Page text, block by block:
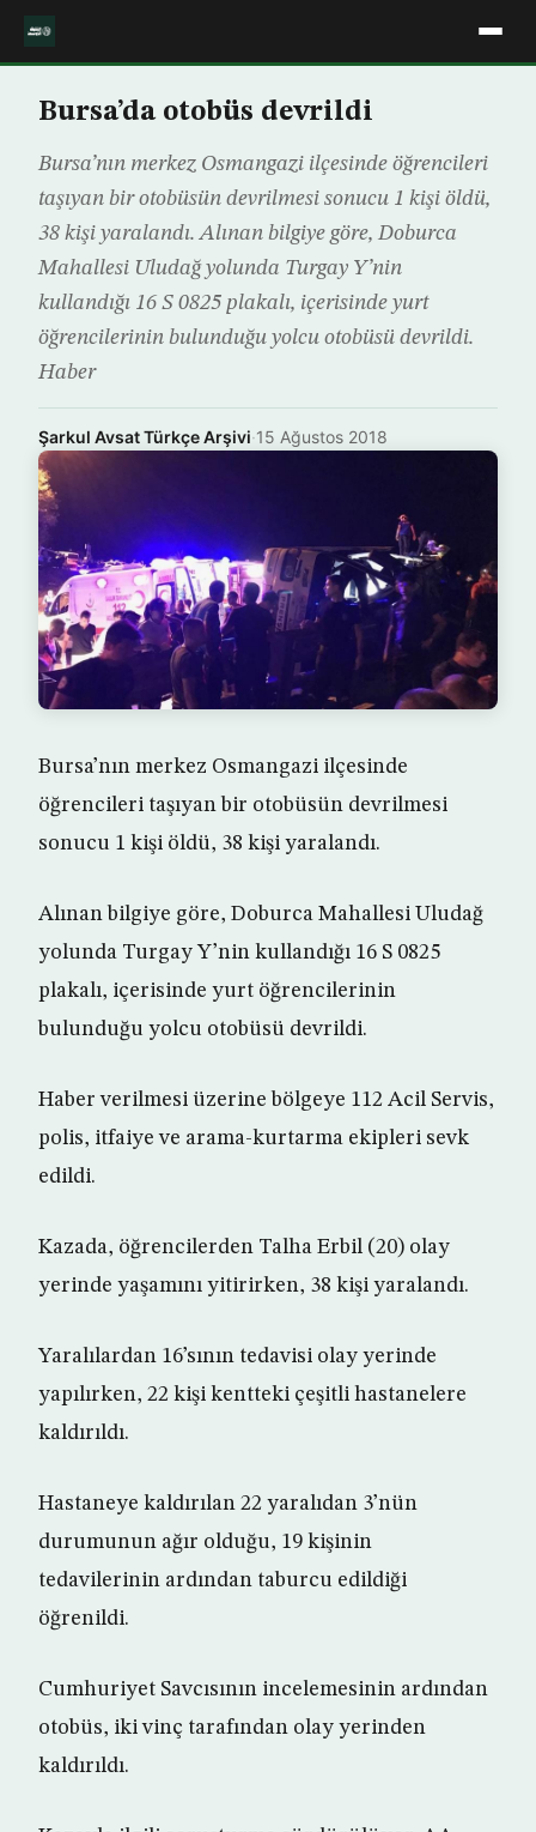
Bursa’da otobüs devrildi
Bursa’nın merkez Osmangazi ilçesinde öğrencileri
taşıyan bir otobüsün devrilmesi sonucu 1 kişi öldü,
38 kişi yaralandı. Alınan bilgiye göre, Doburca
Mahallesi Uludağ yolunda Turgay Y’nin
kullandığı 16 S 0825 plakalı, içerisinde yurt
öğrencilerinin bulunduğu yolcu otobüsü devrildi.
Haber
Şarkul Avsat Türkçe Arşivi·15 Ağustos 2018
Bursa’nın merkez Osmangazi ilçesinde
öğrencileri taşıyan bir otobüsün devrilmesi
sonucu 1 kişi öldü, 38 kişi yaralandı.
Alınan bilgiye göre, Doburca Mahallesi Uludağ
yolunda Turgay Y’nin kullandığı 16 S 0825
plakalı, içerisinde yurt öğrencilerinin
bulunduğu yolcu otobüsü devrildi.
Haber verilmesi üzerine bölgeye 112 Acil Servis,
polis, itfaiye ve arama-kurtarma ekipleri sevk
edildi.
Kazada, öğrencilerden Talha Erbil (20) olay
yerinde yaşamını yitirirken, 38 kişi yaralandı.
Yaralılardan 16’sının tedavisi olay yerinde
yapılırken, 22 kişi kentteki çeşitli hastanelere
kaldırıldı.
Hastaneye kaldırılan 22 yaralıdan 3’nün
durumunun ağır olduğu, 19 kişinin
tedavilerinin ardından taburcu edildiği
öğrenildi.
Cumhuriyet Savcısının incelemesinin ardından
otobüs, iki vinç tarafından olay yerinden
kaldırıldı.